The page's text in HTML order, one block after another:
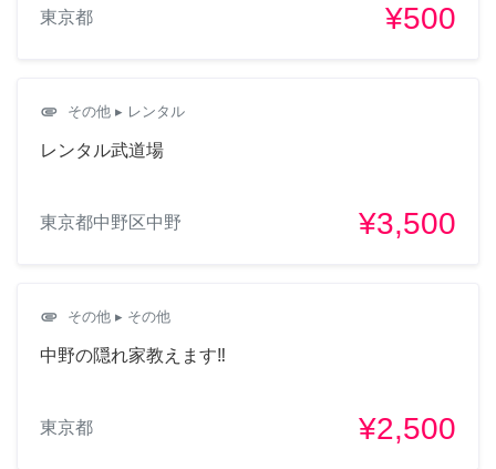
東京都 ¥500
attachment その他 ▸ レンタル
レンタル武道場
東京都中野区中野 ¥3,500
attachment その他 ▸ その他
中野の隠れ家教えます‼︎
東京都 ¥2,500